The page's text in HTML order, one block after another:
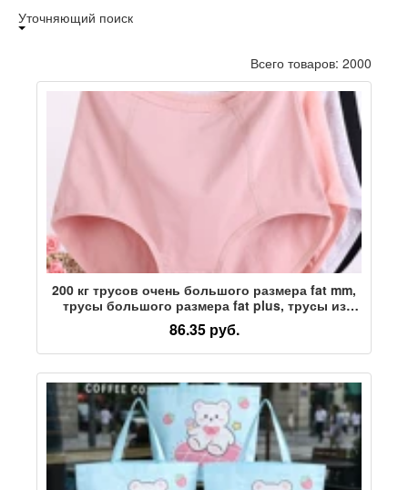
Уточняющий поиск
Всего товаров: 2000
200 кг трусов очень большого размера fat mm,
трусы большого размера fat plus, трусы из
чистого хлопка для полных женщин с
завышенной талией Amazon underwear
86.35 руб.